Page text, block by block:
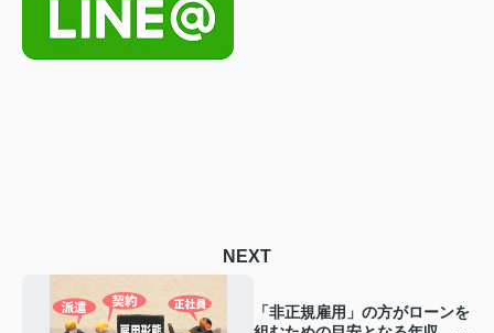
NEXT
「非正規雇用」の方がローンを